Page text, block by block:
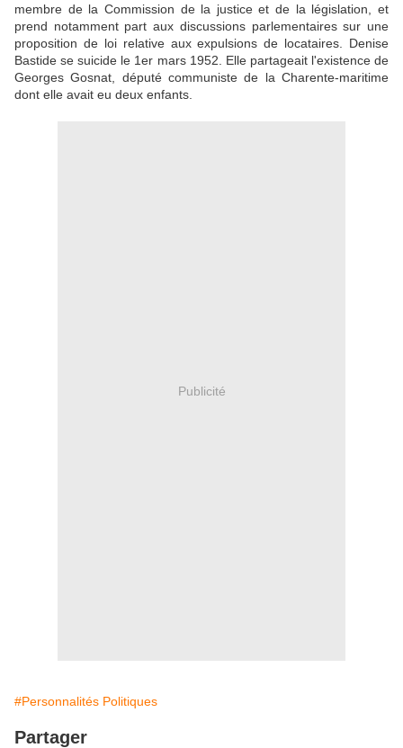
membre de la Commission de la justice et de la législation, et
prend notamment part aux discussions parlementaires sur une
proposition de loi relative aux expulsions de locataires. Denise
Bastide se suicide le 1er mars 1952. Elle partageait l'existence de
Georges Gosnat, député communiste de la Charente-maritime
dont elle avait eu deux enfants.
Publicité
#Personnalités Politiques
Partager